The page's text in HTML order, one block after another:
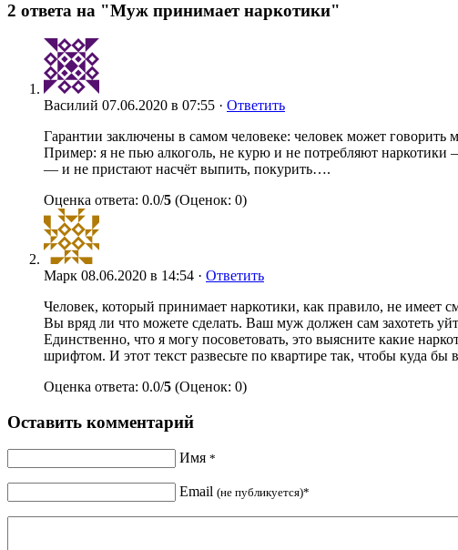
2 ответа на "Муж принимает наркотики"
Василий 07.06.2020 в 07:55 · Ответить
Гарантии заключены в самом человеке: человек может
Пример: я не пью алкоголь, не курю и не потребляют
— и не пристают насчёт выпить, покурить….
Оценка ответа: 0.0/5 (Оценок: 0)
Марк 08.06.2020 в 14:54 · Ответить
Человек, который принимает наркотики, как правило, не имеет
Вы вряд ли что можете сделать. Ваш муж должен сам захотеть
Единственно, что я могу посоветовать, это выясните какие
шрифтом. И этот текст развесьте по квартире так, чтобы куда
Оценка ответа: 0.0/5 (Оценок: 0)
Оставить комментарий
Имя *
Email (не публикуется)*